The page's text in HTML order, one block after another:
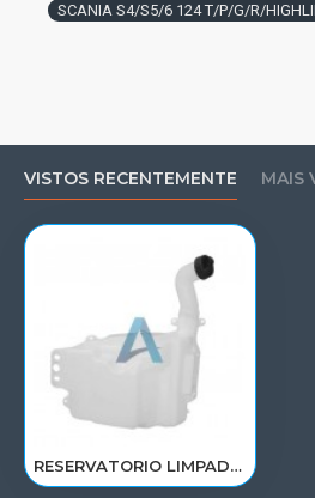
SCANIA S4/S5/6 124 T/P/G/R/
VISTOS RECENTEMENTE MAIS
RESERVATORIO LIMPADOR PARA BRISA SCANIA S5 124 P/G/R HIGHLINE/STREAMLINE 1850266/1769441/RP071